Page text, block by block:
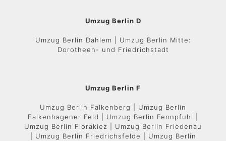
Umzug Berlin D
Umzug Berlin Dahlem | Umzug Berlin Mitte:
Dorotheen- und Friedrichstadt
Umzug Berlin F
Umzug Berlin Falkenberg | Umzug Berlin
Falkenhagener Feld | Umzug Berlin Fennpfuhl |
Umzug Berlin Florakiez | Umzug Berlin Friedenau
| Umzug Berlin Friedrichsfelde | Umzug Berlin